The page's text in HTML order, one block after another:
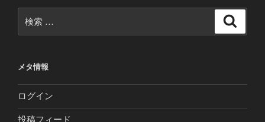
索:
メタ情報
ログイン
投稿フィード